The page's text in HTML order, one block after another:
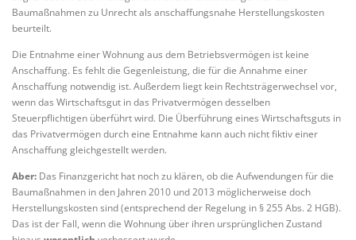
Baumaßnahmen zu Unrecht als anschaffungsnahe Herstellungskosten
beurteilt.
Die Entnahme einer Wohnung aus dem Betriebsvermögen ist keine
Anschaffung. Es fehlt die Gegenleistung, die für die Annahme einer
Anschaffung notwendig ist. Außerdem liegt kein Rechtsträgerwechsel vor,
wenn das Wirtschaftsgut in das Privatvermögen desselben
Steuerpflichtigen überführt wird. Die Überführung eines Wirtschaftsguts in
das Privatvermögen durch eine Entnahme kann auch nicht fiktiv einer
Anschaffung gleichgestellt werden.
Aber: Das Finanzgericht hat noch zu klären, ob die Aufwendungen für die
Baumaßnahmen in den Jahren 2010 und 2013 möglicherweise doch
Herstellungskosten sind (entsprechend der Regelung in § 255 Abs. 2 HGB).
Das ist der Fall, wenn die Wohnung über ihren ursprünglichen Zustand